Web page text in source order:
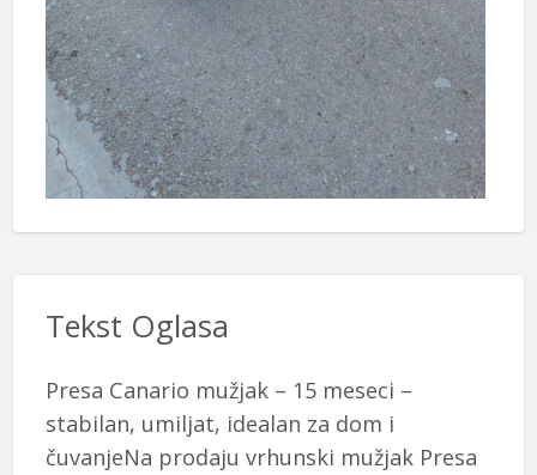
Tekst Oglasa
Presa Canario mužjak – 15 meseci –
stabilan, umiljat, idealan za dom i
čuvanjeNa prodaju vrhunski mužjak Presa